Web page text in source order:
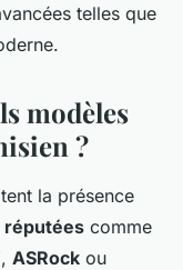
telles que
modèles
?
la présence
réputées comme
, ASRock ou